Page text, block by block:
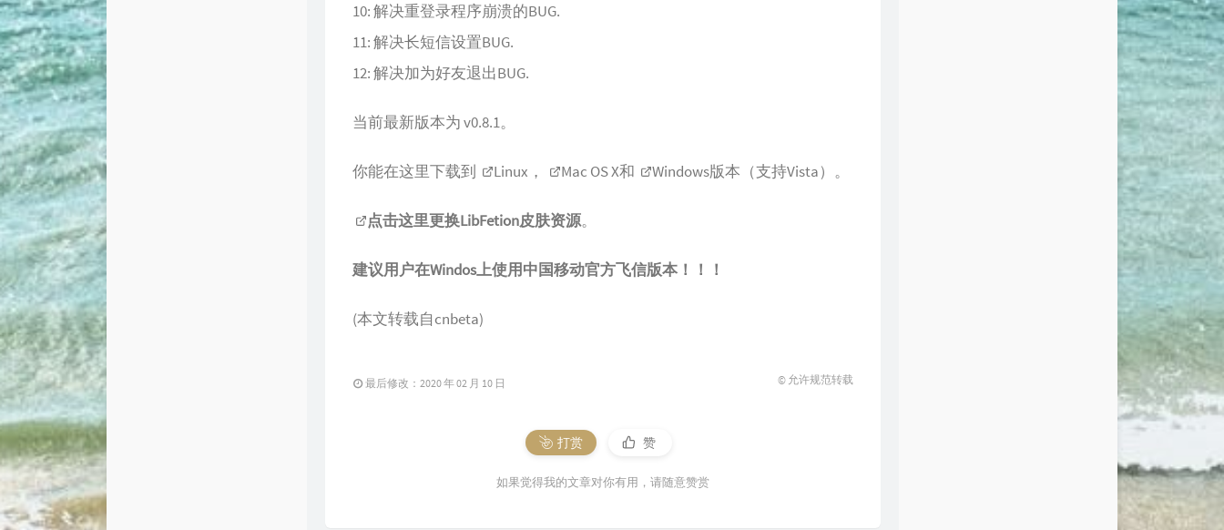
10: 解决重登录程序崩溃的BUG.
11: 解决长短信设置BUG.
12: 解决加为好友退出BUG.
当前最新版本为 v0.8.1。
你能在这里下载到 Linux ， Mac OS X和 Windows版本（支持Vista）。
点击这里更换LibFetion皮肤资源。
建议用户在Windos上使用中国移动官方飞信版本！！！
(本文转载自cnbeta)
最后修改：2020 年 02 月 10 日 © 允许规范转载
打赏 赞
如果觉得我的文章对你有用，请随意赞赏